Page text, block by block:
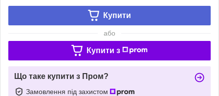
Купити
або
Купити з
Що таке купити з Пром?
Замовлення під захистом